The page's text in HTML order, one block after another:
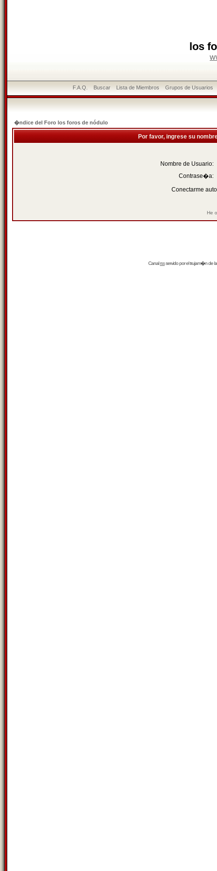
los
F.A.Q. Buscar Lista de Miembros Grupos de Usuarios
�ndice del Foro los foros de nódulo
Por favor, ingrese su
Nombre de Usuario:
Contrase�a:
Conectarme
He
Canalrssservido por eltrujam�nde